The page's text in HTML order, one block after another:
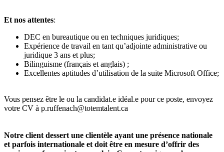
Et nos attentes:
DEC en bureautique ou en techniques juridiques;
Expérience de travail en tant qu’adjointe administrative ou
juridique 3 ans et plus;
Bilinguisme (français et anglais) ;
Excellentes aptitudes d’utilisation de la suite Microsoft Office;
Vous pensez être le ou la candidat.e idéal.e pour ce poste, envoyez
votre CV à p.ruffenach@totemtalent.ca
Notre client dessert une clientèle ayant une présence nationale
et parfois internationale et doit être en mesure d’offrir des